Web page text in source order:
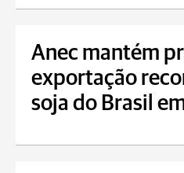
Anec mantém
exportação
soja do Brasil